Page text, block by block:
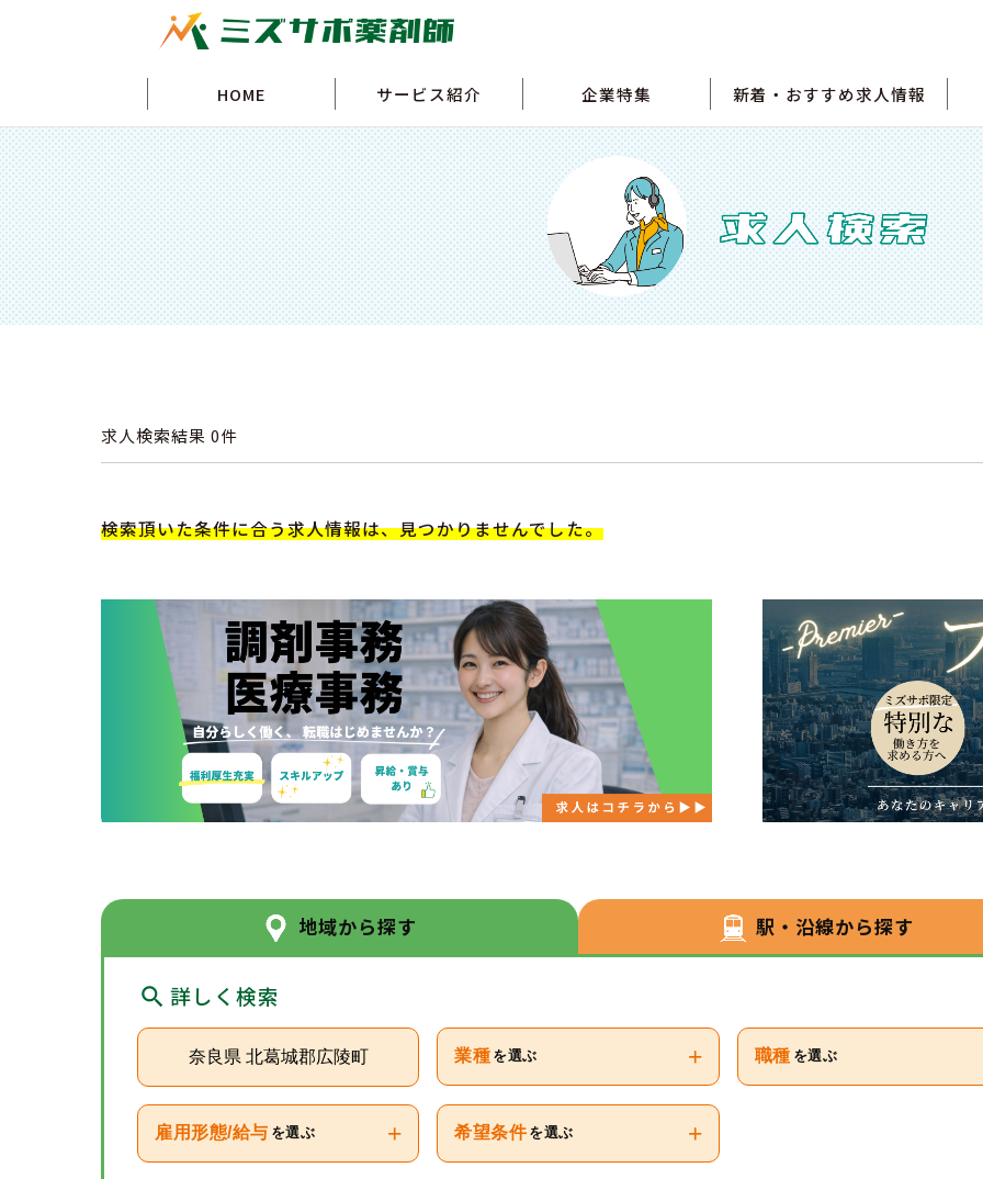
HOME サービス紹介 企業特集 新着・おすすめ求人情報
求人検索結果 0件
検索頂いた条件に合う求人情報は、見つかりませんでした。
地域から探す 駅・沿線から探す
詳しく検索
奈良県 北葛城郡広陵町 業種 を選ぶ + 職種 を選ぶ
雇用形態/給与 を選ぶ + 希望条件 を選ぶ +